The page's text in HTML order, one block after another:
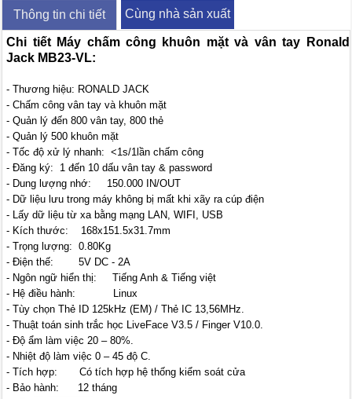
Thông tin chi tiết Cùng nhà sản xuất
Chi tiết Máy chấm công khuôn mặt và vân tay Ronald
Jack MB23-VL:
- Thương hiệu: RONALD JACK
- Chấm công vân tay và khuôn mặt
- Quản lý đến 800 vân tay, 800 thẻ
- Quản lý 500 khuôn mặt
- Tốc độ xử lý nhanh: <1s/1lần chấm công
- Đăng ký: 1 đến 10 dấu vân tay & password
- Dung lượng nhớ: 150.000 IN/OUT
- Dữ liệu lưu trong máy không bị mất khi xãy ra cúp điện
- Lấy dữ liệu từ xa bằng mạng LAN, WIFI, USB
- Kích thước: 168x151.5x31.7mm
- Trọng lượng: 0.80Kg
- Điện thế: 5V DC - 2A
- Ngôn ngữ hiển thị: Tiếng Anh & Tiếng việt
- Hệ điều hành: Linux
- Tùy chọn Thẻ ID 125kHz (EM) / Thẻ IC 13,56MHz.
- Thuật toán sinh trắc học LiveFace V3.5 / Finger V10.0.
- Độ ẩm làm việc 20 – 80%.
- Nhiệt độ làm việc 0 – 45 độ C.
- Tích hợp: Có tích hợp hệ thống kiểm soát cửa
- Bảo hành: 12 tháng